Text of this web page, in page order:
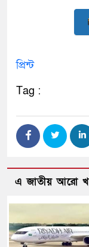
প্রিন্ট
Tag :
এ জাতীয় আরো